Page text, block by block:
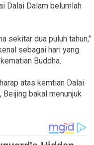
Dalai Dalam belumlah
sekitar dua puluh tahun,"
sebagai hari yang
Buddha.
atas kemtian Dalai
Beijing bakal menunjuk